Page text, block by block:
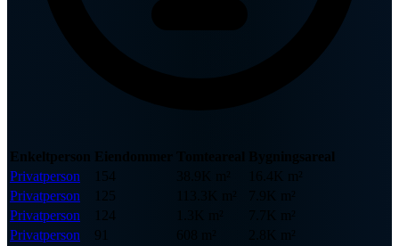
Enkeltperson Eiendommer
Bygningsareal
Privatperson
154
16.4K m²
Privatperson
125
7.9K m²
Privatperson
124
7.7K m²
Privatperson
91
2.8K m²